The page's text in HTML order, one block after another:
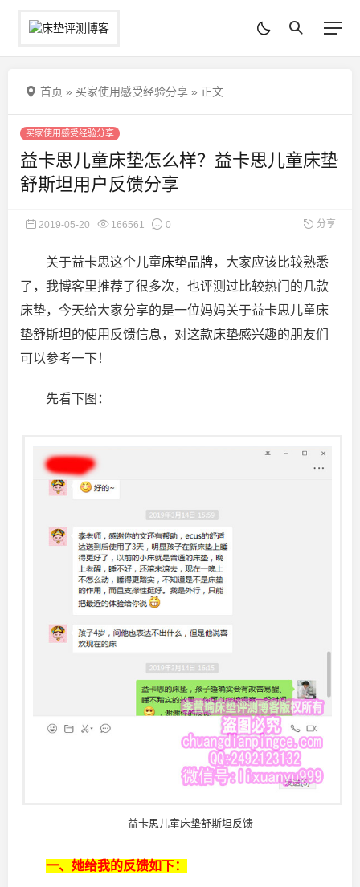
首页 » 买家使用感受经验分享 » 正文
买家使用感受经验分享
益卡思儿童床垫怎么样？益卡思儿童床垫
舒斯坦用户反馈分享
2019-05-20 166561 0 分享
关于益卡思这个儿童床垫品牌，大家应该比较熟悉
了，我博客里推荐了很多次，也评测过比较热门的几款
床垫，今天给大家分享的是一位妈妈关于益卡思儿童床
垫舒斯坦的使用反馈信息，对这款床垫感兴趣的朋友们
可以参考一下！
先看下图：
益卡思儿童床垫舒斯坦反馈
一、她给我的反馈如下：